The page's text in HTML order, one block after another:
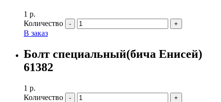
1 р.
Количество
В заказ
Болт специальный(бича Енисей)
61382
1 р.
Количество